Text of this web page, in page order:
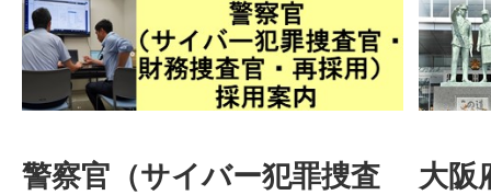
警察官（サイバー犯罪捜査
大阪